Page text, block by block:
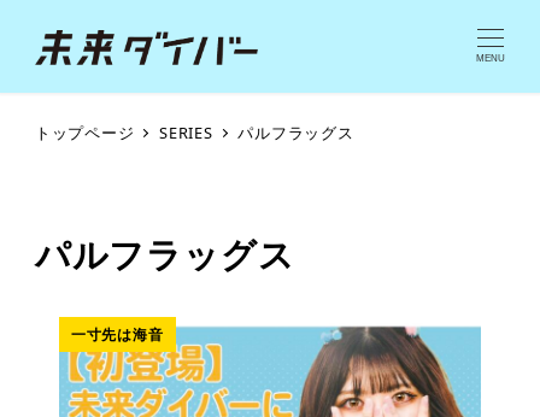
MENU
トップページ SERIES パルフラッグス
パルフラッグス
一寸先は海音